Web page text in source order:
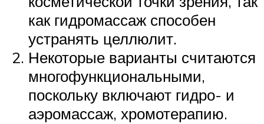
как гидромассаж способен
устранять целлюлит.
Некоторые варианты считаются
многофункциональными,
поскольку включают гидро- и
аэромассаж, хромотерапию.